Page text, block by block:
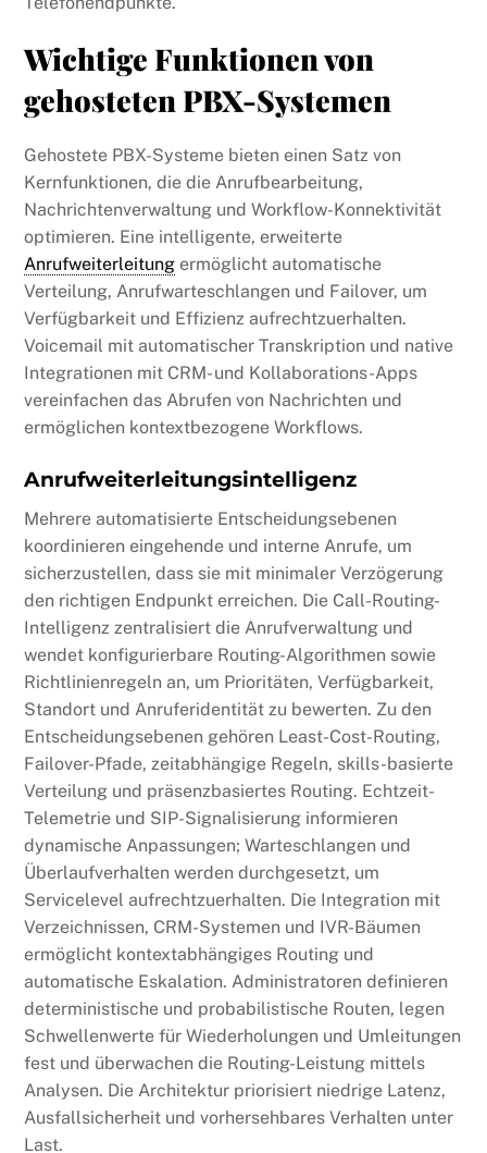
Wichtige Funktionen von
gehosteten PBX-Systemen
Gehostete PBX-Systeme bieten einen Satz von
Kernfunktionen, die die Anrufbearbeitung,
Nachrichtenverwaltung und Workflow-Konnektivität
optimieren. Eine intelligente, erweiterte
Anrufweiterleitung ermöglicht automatische
Verteilung, Anrufwarteschlangen und Failover, um
Verfügbarkeit und Effizienz aufrechtzuerhalten.
Voicemail mit automatischer Transkription und native
Integrationen mit CRM- und Kollaborations-Apps
vereinfachen das Abrufen von Nachrichten und
ermöglichen kontextbezogene Workflows.
Anrufweiterleitungsintelligenz
Mehrere automatisierte Entscheidungsebenen
koordinieren eingehende und interne Anrufe, um
sicherzustellen, dass sie mit minimaler Verzögerung
den richtigen Endpunkt erreichen. Die Call-Routing-
Intelligenz zentralisiert die Anrufverwaltung und
wendet konfigurierbare Routing-Algorithmen sowie
Richtlinienregeln an, um Prioritäten, Verfügbarkeit,
Standort und Anruferidentität zu bewerten. Zu den
Entscheidungsebenen gehören Least-Cost-Routing,
Failover-Pfade, zeitabhängige Regeln, skills-basierte
Verteilung und präsenzbasiertes Routing. Echtzeit-
Telemetrie und SIP-Signalisierung informieren
dynamische Anpassungen; Warteschlangen und
Überlaufverhalten werden durchgesetzt, um
Servicelevel aufrechtzuerhalten. Die Integration mit
Verzeichnissen, CRM-Systemen und IVR-Bäumen
ermöglicht kontextabhängiges Routing und
automatische Eskalation. Administratoren definieren
deterministische und probabilistische Routen, legen
Schwellenwerte für Wiederholungen und Umleitungen
fest und überwachen die Routing-Leistung mittels
Analysen. Die Architektur priorisiert niedrige Latenz,
Ausfallsicherheit und vorhersehbares Verhalten unter
Last.